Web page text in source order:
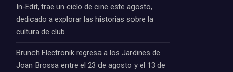
In-Edit, trae un ciclo de cine este agosto,
dedicado a explorar las historias sobre la
cultura de club
Brunch Electronik regresa a los Jardines de
Joan Brossa entre el 23 de agosto y el 13 de